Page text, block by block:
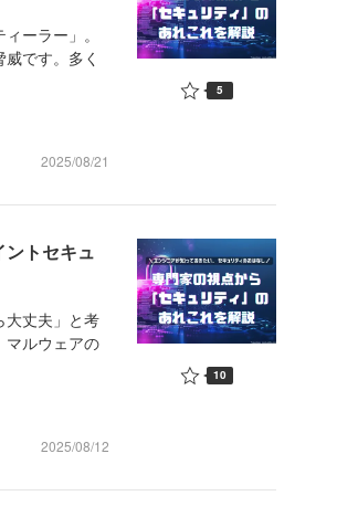
ーラー」。
です。多く
2025/08/21
5
トセキュ
大丈夫」と考
マルウェアの
2025/08/12
10